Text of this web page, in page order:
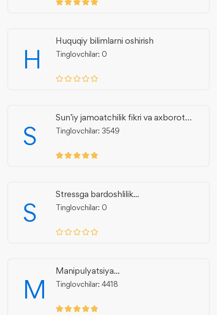
H
Huquqiy bilimlarni oshirish
Tinglovchilar: 0
S
Sun’iy jamoatchilik fikri va axborot
manipulyatsiyasi
Tinglovchilar: 3549
S
Stressga bardoshlilik...
Tinglovchilar: 0
M
Manipulyatsiya...
Tinglovchilar: 4418